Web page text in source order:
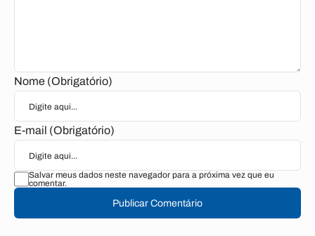
Nome (Obrigatório)
E-mail (Obrigatório)
Salvar meus dados neste navegador para a próxima vez que eu
comentar.
Publicar Comentário